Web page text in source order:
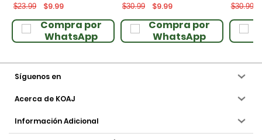
$23.99 $9.99
Compra por
WhatsApp
$30.99 $9.99
Compra por
WhatsApp
$30.99
Síguenos en
Acerca de KOAJ
Información Adicional